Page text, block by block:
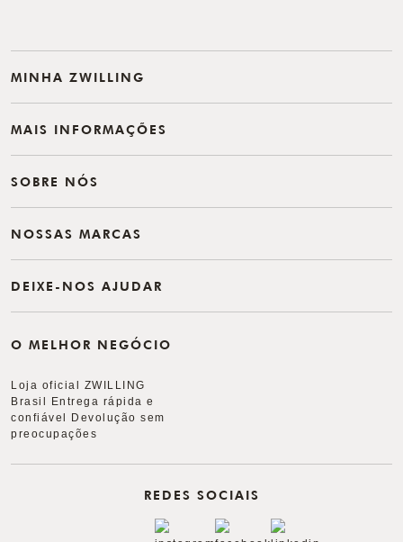
MINHA ZWILLING
MAIS INFORMAÇÕES
SOBRE NÓS
NOSSAS MARCAS
DEIXE-NOS AJUDAR
O MELHOR NEGÓCIO
Loja oficial ZWILLING
Brasil Entrega rápida e
confiável Devolução sem
preocupações
REDES SOCIAIS